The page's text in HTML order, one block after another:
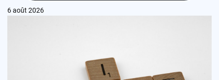
6 août 2026